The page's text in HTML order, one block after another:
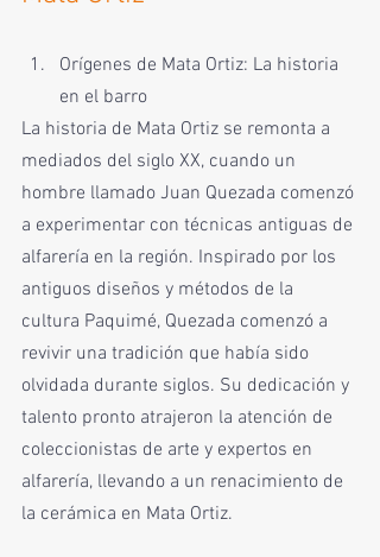
Orígenes de Mata Ortiz: La historia
en el barro
La historia de Mata Ortiz se remonta a
mediados del siglo XX, cuando un
hombre llamado Juan Quezada comenzó
a experimentar con técnicas antiguas de
alfarería en la región. Inspirado por los
antiguos diseños y métodos de la
cultura Paquimé, Quezada comenzó a
revivir una tradición que había sido
olvidada durante siglos. Su dedicación y
talento pronto atrajeron la atención de
coleccionistas de arte y expertos en
alfarería, llevando a un renacimiento de
la cerámica en Mata Ortiz.